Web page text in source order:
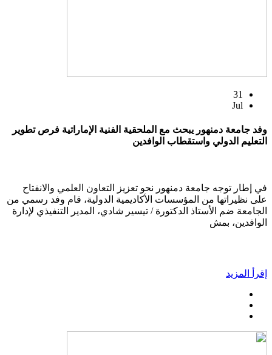
31
Jul
وفد جامعة دمنهور يبحث مع الملحقية الفنية الإماراتية فرص تطوير
التعليم الدولي واستقطاب الوافدين
في إطار توجه جامعة دمنهور نحو تعزيز التعاون العلمي والانفتاح
على نظيراتها من المؤسسات الأكاديمية الدولية، قام وفد رسمي من
الجامعة ضم الأستاذ الدكتورة / تيسير شادي، المدير التنفيذي لإدارة
الوافدين، بمش
إقرأ المزيد